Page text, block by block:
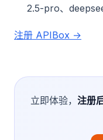
2.5-pro、
注册 APIBox →
立即体验， 注册